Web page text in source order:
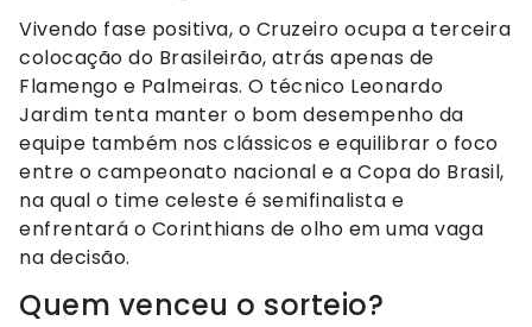
Vivendo fase positiva, o Cruzeiro ocupa a terceira
colocação do Brasileirão, atrás apenas de
Flamengo e Palmeiras. O técnico Leonardo
Jardim tenta manter o bom desempenho da
equipe também nos clássicos e equilibrar o foco
entre o campeonato nacional e a Copa do Brasil,
na qual o time celeste é semifinalista e
enfrentará o Corinthians de olho em uma vaga
na decisão.
Quem venceu o sorteio?